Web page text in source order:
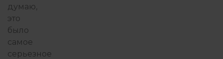
думаю,
это
было
самое
серьезное